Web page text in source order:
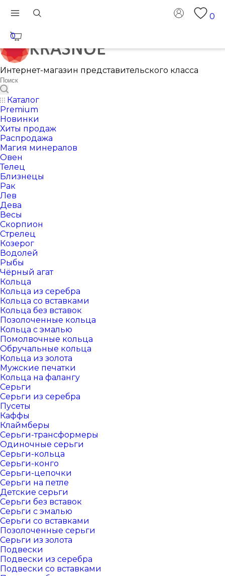
0
0
Интернет-магазин представительского класса
Каталог
Premium
Новинки
Хиты продаж
Распродажа
Магия минералов
Овен
Телец
Близнецы
Рак
Лев
Дева
Весы
Скорпион
Стрелец
Козерог
Водолей
Рыбы
Чёрный агат
Кольца
Кольца из серебра
Кольца со вставками
Кольца без вставок
Позолоченные кольца
Кольца с эмалью
Помолвочные кольца
Обручальные кольца
Кольца из золота
Мужские печатки
Кольца на фалангу
Серьги
Серьги из серебра
Пусеты
Каффы
Клаймберы
Серьги-трансформеры
Одиночные серьги
Серьги-кольца
Серьги-конго
Серьги-цепочки
Серьги на петле
Детские серьги
Серьги без вставок
Серьги с эмалью
Серьги со вставками
Позолоченные серьги
Серьги из золота
Подвески
Подвески из серебра
Подвески со вставками